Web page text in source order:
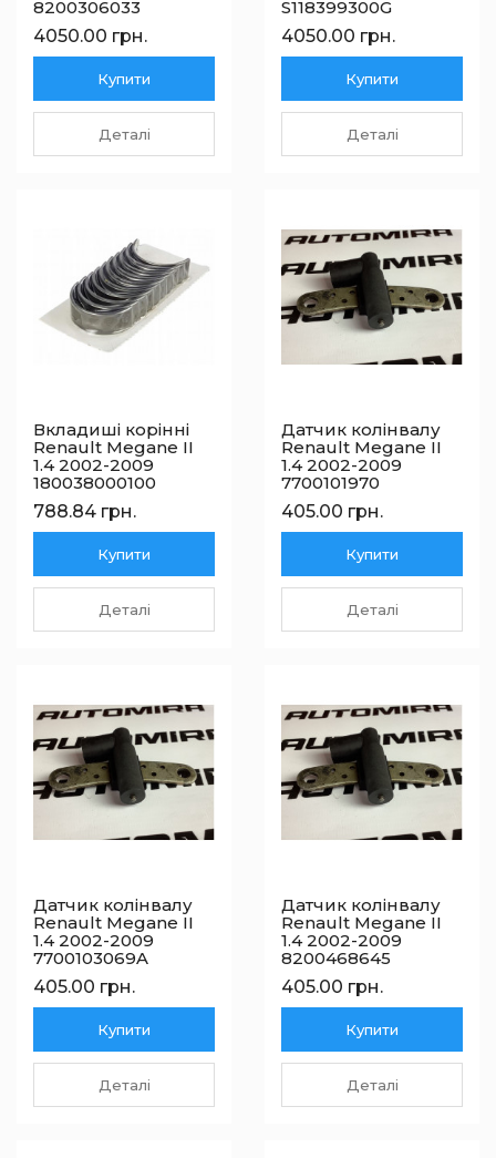
8200306033
4050.00 грн.
Купити
Деталі
S118399300G
4050.00 грн.
Купити
Деталі
Вкладиші корінні
Renault Megane II
1.4 2002-2009
180038000100
788.84 грн.
Купити
Деталі
Датчик колінвалу
Renault Megane II
1.4 2002-2009
7700101970
405.00 грн.
Купити
Деталі
Датчик колінвалу
Renault Megane II
1.4 2002-2009
7700103069A
405.00 грн.
Купити
Деталі
Датчик колінвалу
Renault Megane II
1.4 2002-2009
8200468645
405.00 грн.
Купити
Деталі